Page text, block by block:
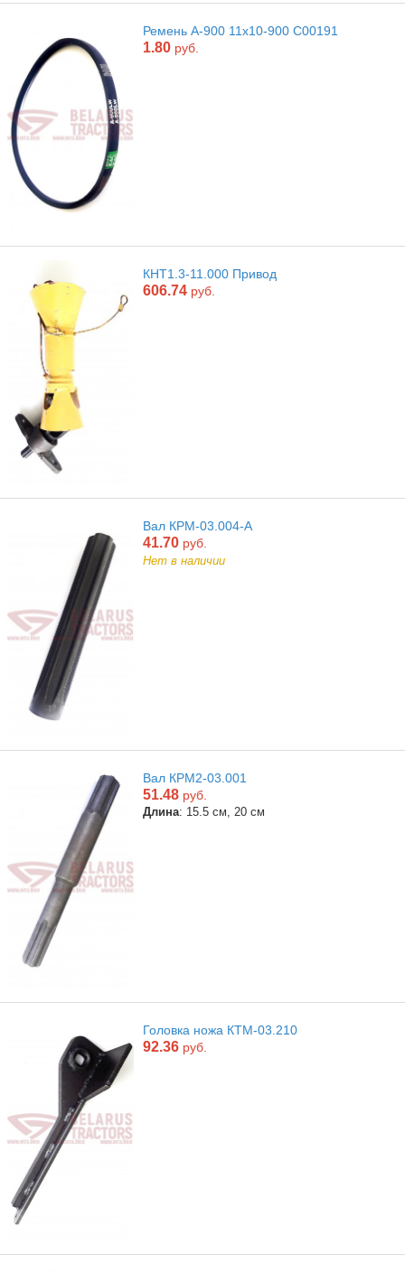
Ремень А-900 11х10-900 С00191
1.80 руб.
КНТ1.3-11.000 Привод
606.74 руб.
Вал КРМ-03.004-А
41.70 руб.
Нет в наличии
Вал КРМ2-03.001
51.48 руб.
Длина: 15.5 см, 20 см
Головка ножа КТМ-03.210
92.36 руб.